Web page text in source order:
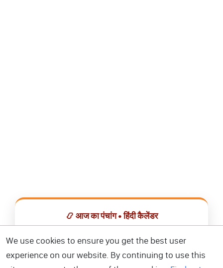
📿 आज का पंचांग • हिंदी कैलेंडर
📅 हिंदी कैलेंडर ऐप डाउनलोड करें
We use cookies to ensure you get the best user
experience on our website. By continuing to use this